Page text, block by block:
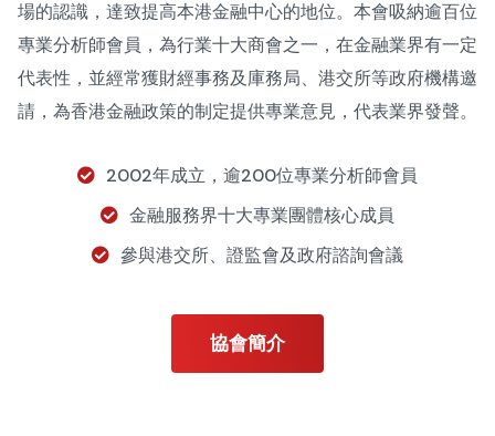
場的認識，達致提高本港金融中心的地位。本會吸納逾百位
專業分析師會員，為行業十大商會之一，在金融業界有一定
代表性，並經常獲財經事務及庫務局、港交所等政府機構邀
請，為香港金融政策的制定提供專業意見，代表業界發聲。
2002年成立，逾200位專業分析師會員
金融服務界十大專業團體核心成員
參與港交所、證監會及政府諮詢會議
協會簡介